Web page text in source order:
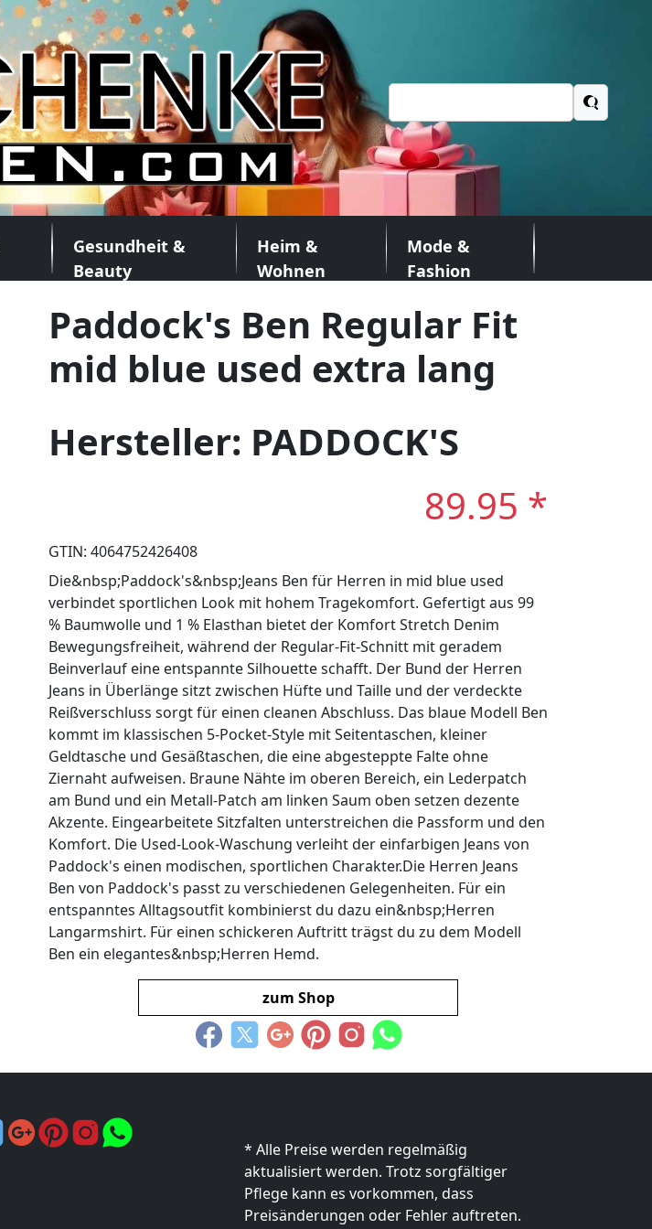
nach:
Gesundheit &
Beauty
Heim &
Wohnen
Mode &
Fashion
Paddock's Ben Regular Fit
mid blue used extra lang
Hersteller: PADDOCK'S
89.95 *
GTIN: 4064752426408
Die&nbsp;Paddock's&nbsp;Jeans Ben für Herren in mid blue used
verbindet sportlichen Look mit hohem Tragekomfort. Gefertigt aus 99
% Baumwolle und 1 % Elasthan bietet der Komfort Stretch Denim
Bewegungsfreiheit, während der Regular-Fit-Schnitt mit geradem
Beinverlauf eine entspannte Silhouette schafft. Der Bund der Herren
Jeans in Überlänge sitzt zwischen Hüfte und Taille und der verdeckte
Reißverschluss sorgt für einen cleanen Abschluss. Das blaue Modell Ben
kommt im klassischen 5-Pocket-Style mit Seitentaschen, kleiner
Geldtasche und Gesäßtaschen, die eine abgesteppte Falte ohne
Ziernaht aufweisen. Braune Nähte im oberen Bereich, ein Lederpatch
am Bund und ein Metall-Patch am linken Saum oben setzen dezente
Akzente. Eingearbeitete Sitzfalten unterstreichen die Passform und den
Komfort. Die Used-Look-Waschung verleiht der einfarbigen Jeans von
Paddock's einen modischen, sportlichen Charakter.Die Herren Jeans
Ben von Paddock's passt zu verschiedenen Gelegenheiten. Für ein
entspanntes Alltagsoutfit kombinierst du dazu ein&nbsp;Herren
Langarmshirt. Für einen schickeren Auftritt trägst du zu dem Modell
Ben ein elegantes&nbsp;Herren Hemd.
zum Shop
* Alle Preise werden regelmäßig
aktualisiert werden. Trotz sorgfältiger
Pflege kann es vorkommen, dass
Preisänderungen oder Fehler auftreten.